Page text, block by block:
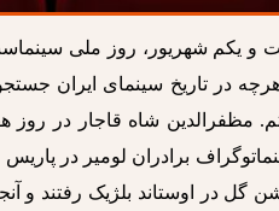
و یکم شهریور، روز ملی
در تاریخ سینمای ایران
گل در اوستاند بلژیک رفتند و